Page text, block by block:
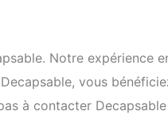
Notre expérience
vous
à contacter